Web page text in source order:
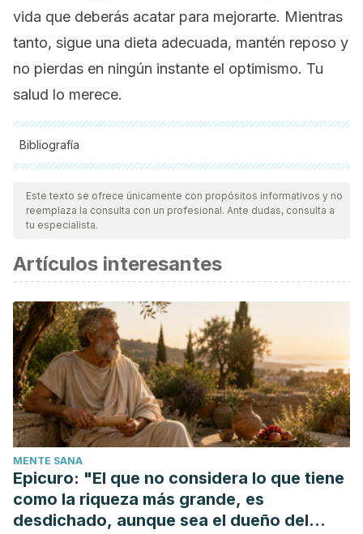
vida que deberás acatar para mejorarte. Mientras
tanto, sigue una dieta adecuada, mantén reposo y
no pierdas en ningún instante el optimismo. Tu
salud lo merece.
Bibliografía
Todas las fuentes citadas fueron revisadas a profundidad por
nuestro equipo, para asegurar su calidad, confiabilidad,
vigencia y validez.La bibliografía de este artículo fue
científica.
Rosner, M. H., & Erdbruegger, U. (2012). Sepsis and Acute
Kidney Injury. In Nephrology Secrets.
https://doi.org/10.1016/B978-1-4160-3362-2.00020-8
Coe, F. L., Evan, A., & Worcester, E. (2005). Kidney stone
disease. Journal of Clinical Investigation.
https://doi.org/10.1172/JCI26662
Montini, G., Tullus, K., & Hewitt, I. (2011). Febrile Urinary
Tract Infections in Children. New England Journal of
Medicine. https://doi.org/10.1056/nejmra1007755
Aneurysms, I., & Autosomal, I. (2005). Journal of
Nephrology. Neurological Complications in Kidney
Este texto se ofrece únicamente con propósitos informativos y no
reemplaza la consulta con un profesional. Ante dudas, consulta a
tu especialista.
Artículos interesantes
MENTE SANA
Epicuro: "El que no considera lo que tiene
como la riqueza más grande, es
desdichado, aunque sea el dueño del